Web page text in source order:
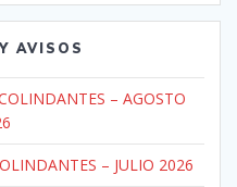
AVISOS
– AGOSTO
– JULIO 2026